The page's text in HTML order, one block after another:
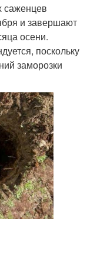
саженцев
и завершают
осени.
поскольку
заморозки